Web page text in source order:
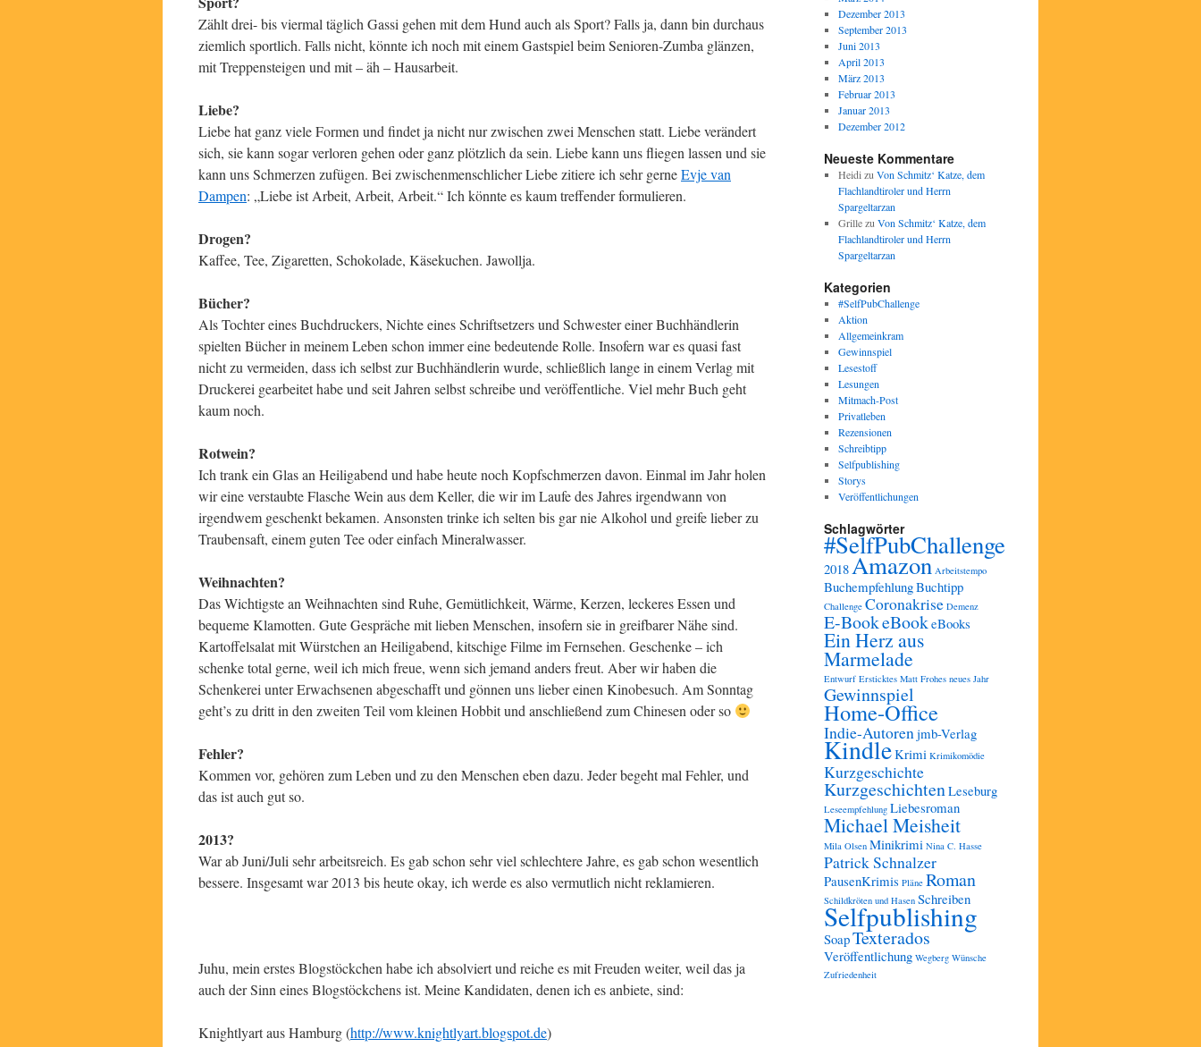
Zählt drei- bis viermal täglich Gassi gehen mit dem Hund auch als Sport? Falls ja, dann bin durchaus
ziemlich sportlich. Falls nicht, könnte ich noch mit einem Gastspiel beim Senioren-Zumba glänzen,
mit Treppensteigen und mit – äh – Hausarbeit.
Liebe?
Liebe hat ganz viele Formen und findet ja nicht nur zwischen zwei Menschen statt. Liebe verändert
sich, sie kann sogar verloren gehen oder ganz plötzlich da sein. Liebe kann uns fliegen lassen und sie
kann uns Schmerzen zufügen. Bei zwischenmenschlicher Liebe zitiere ich sehr gerneEvje van
Dampen: „Liebe ist Arbeit, Arbeit, Arbeit.“ Ich könnte es kaum treffender formulieren.
Drogen?
Kaffee, Tee, Zigaretten, Schokolade, Käsekuchen. Jawollja.
Bücher?
Als Tochter eines Buchdruckers, Nichte eines Schriftsetzers und Schwester einer Buchhändlerin
spielten Bücher in meinem Leben schon immer eine bedeutende Rolle. Insofern war es quasi fast
nicht zu vermeiden, dass ich selbst zur Buchhändlerin wurde, schließlich lange in einem Verlag mit
Druckerei gearbeitet habe und seit Jahren selbst schreibe und veröffentliche. Viel mehr Buch geht
kaum noch.
Rotwein?
Ich trank ein Glas an Heiligabend und habe heute noch Kopfschmerzen davon. Einmal im Jahr holen
wir eine verstaubte Flasche Wein aus dem Keller, die wir im Laufe des Jahres irgendwann von
irgendwem geschenkt bekamen. Ansonsten trinke ich selten bis gar nie Alkohol und greife lieber zu
Traubensaft, einem guten Tee oder einfach Mineralwasser.
Weihnachten?
Das Wichtigste an Weihnachten sind Ruhe, Gemütlichkeit, Wärme, Kerzen, leckeres Essen und
bequeme Klamotten. Gute Gespräche mit lieben Menschen, insofern sie in greifbarer Nähe sind.
Kartoffelsalat mit Würstchen an Heiligabend, kitschige Filme im Fernsehen. Geschenke – ich
schenke total gerne, weil ich mich freue, wenn sich jemand anders freut. Aber wir haben die
Schenkerei unter Erwachsenen abgeschafft und gönnen uns lieber einen Kinobesuch. Am Sonntag
geht’s zu dritt in den zweiten Teil vom kleinen Hobbit und anschließend zum Chinesen oder so
Fehler?
Kommen vor, gehören zum Leben und zu den Menschen eben dazu. Jeder begeht mal Fehler, und
das ist auch gut so.
2013?
War ab Juni/Juli sehr arbeitsreich. Es gab schon sehr viel schlechtere Jahre, es gab schon wesentlich
bessere. Insgesamt war 2013 bis heute okay, ich werde es also vermutlich nicht reklamieren.
Juhu, mein erstes Blogstöckchen habe ich absolviert und reiche es mit Freuden weiter, weil das ja
auch der Sinn eines Blogstöckchens ist. Meine Kandidaten, denen ich es anbiete, sind:
Knightlyart aus Hamburg (http://www.knightlyart.blogspot.de)
Dezember 2013
September 2013
Juni 2013
April 2013
März 2013
Februar 2013
Januar 2013
Dezember 2012
Neueste Kommentare
Heidi zu Von Schmitz‘ Katze, dem
Flachlandtiroler und Herrn
Spargeltarzan
Grillezu Von Schmitz‘ Katze, dem
Flachlandtiroler und Herrn
Spargeltarzan
Kategorien
#SelfPubChallenge
Aktion
Allgemeinkram
Gewinnspiel
Lesestoff
Lesungen
Mitmach-Post
Privatleben
Rezensionen
Schreibtipp
Selfpublishing
Storys
Veröffentlichungen
Schlagwörter
#SelfPubChallenge
2018Amazon Arbeitstempo
BuchempfehlungBuchtipp
Challenge Coronakrise Demenz
E-BookeBookeBooks
Ein Herz aus
Marmelade
Entwurf Ersticktes Matt Frohes neues Jahr
Gewinnspiel
Home-Office
Indie-Autorenjmb-Verlag
KindleKrimi Krimikomödie
Kurzgeschichte
KurzgeschichtenLeseburg
Leseempfehlung Liebesroman
Michael Meisheit
Mila Olsen Minikrimi Nina C. Hasse
Patrick Schnalzer
PausenKrimis Pläne Roman
Schildkröten und Hasen Schreiben
Selfpublishing
SoapTexterados
Veröffentlichung Wegberg Wünsche
Zufriedenheit